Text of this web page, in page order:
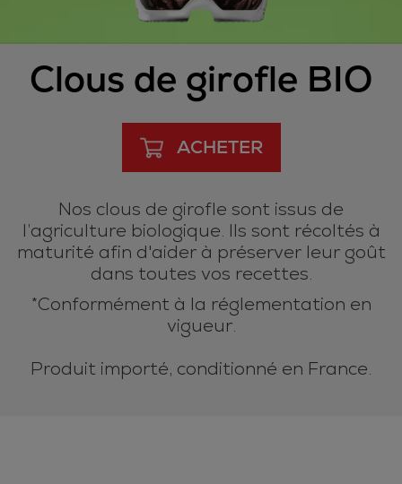
Clous de girofle BIO
ACHETER
Nos clous de girofle sont issus de
l’agriculture biologique. Ils sont récoltés à
maturité afin d'aider à préserver leur goût
dans toutes vos recettes.
*Conformément à la réglementation en
vigueur.
Produit importé, conditionné en France.